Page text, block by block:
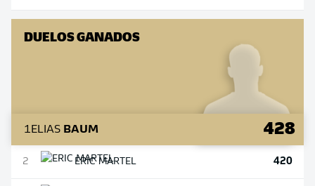
DUELOS GANADOS
1ELIAS BAUM 428
2 ERICMARTEL 420